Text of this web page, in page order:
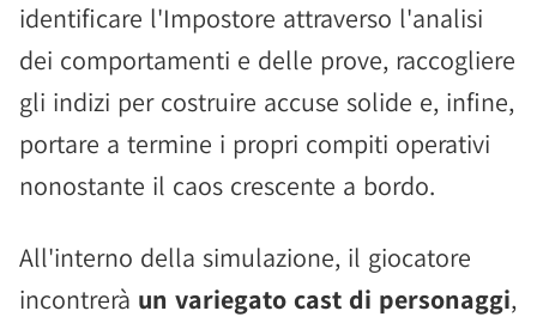
identificare l'Impostore attraverso l'analisi
dei comportamenti e delle prove, raccogliere
gli indizi per costruire accuse solide e, infine,
portare a termine i propri compiti operativi
nonostante il caos crescente a bordo.
All'interno della simulazione, il giocatore
incontrerà un variegato cast di personaggi,